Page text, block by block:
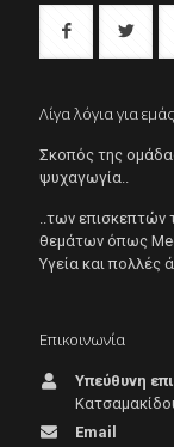
Λίγα λόγια για εμάς
Σκοπός της
ψυχαγωγία..
..των επισκεπτών
θεμάτων όπως
Υγεία και πολλές
Επικοινωνία
Υπεύθυνη
Email